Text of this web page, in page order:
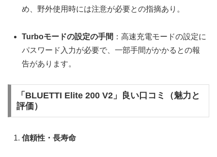
め、野外使用時には注意が必要との指摘あり。
Turboモードの設定の手間 ：高速充電モードの設定に
パスワード入力が必要で、一部手間がかかるとの報
告があります。
「BLUETTI Elite 200 V2」良い口コミ（魅力と
評価）
信頼性・長寿命